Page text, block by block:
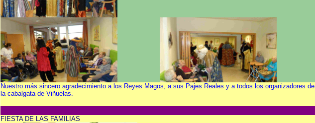
Nuestro más sincero agradecimiento a los Reyes Magos, a sus Pajes Reales y a todos los organizadores de
la cabalgata de Viñuelas.
FIESTA DE LAS FAMILIAS